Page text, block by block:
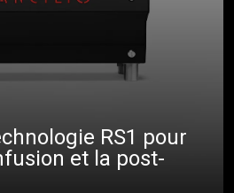
RS1 pour
et la post-